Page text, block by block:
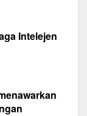
Intelejen